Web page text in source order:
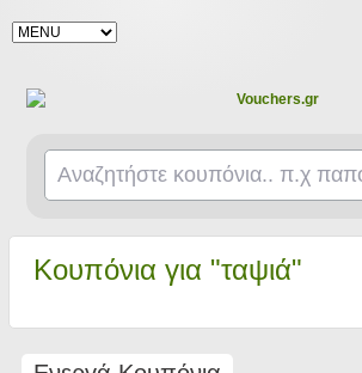
Κουπόνια για "ταψιά"